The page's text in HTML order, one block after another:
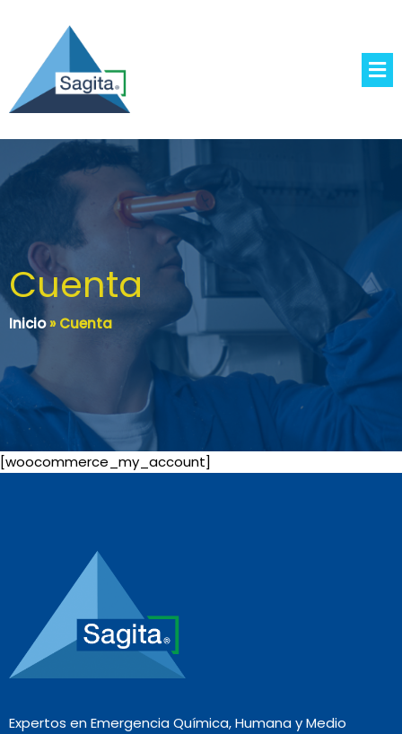
Cuenta
Inicio»Cuenta
[woocommerce_my_account]
Expertos en Emergencia Química, Humana y Medio